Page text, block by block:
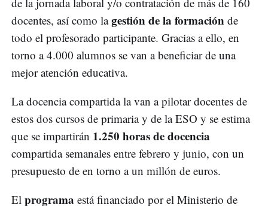
docentes, así como lagestión de la formación de
todo el profesorado participante. Gracias a ello, en
torno a 4.000 alumnos se van a beneficiar de una
mejor atención educativa.
La docencia compartida la van a pilotar docentes de
estos dos cursos de primaria y de la ESO y se estima
que se impartirán 1.250 horas de docencia
compartida semanales entre febrero y junio, con un
presupuesto de en torno a un millón de euros.
El programa está financiado por el Ministerio de